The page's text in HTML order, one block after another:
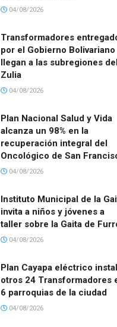
04/08/2026
Transformadores
por el Gobierno Bolivariano
llegan a las subregiones
Zulia
04/08/2026
Plan Nacional Salud y Vida
alcanza un 98% en la
recuperación integral del
Oncológico de San
04/08/2026
Instituto Municipal de la
invita a niños y jóvenes a
taller sobre la Gaita de
04/08/2026
Plan Cayapa eléctrico
otros 24 Transformadores
6 parroquias de la ciudad
04/08/2026